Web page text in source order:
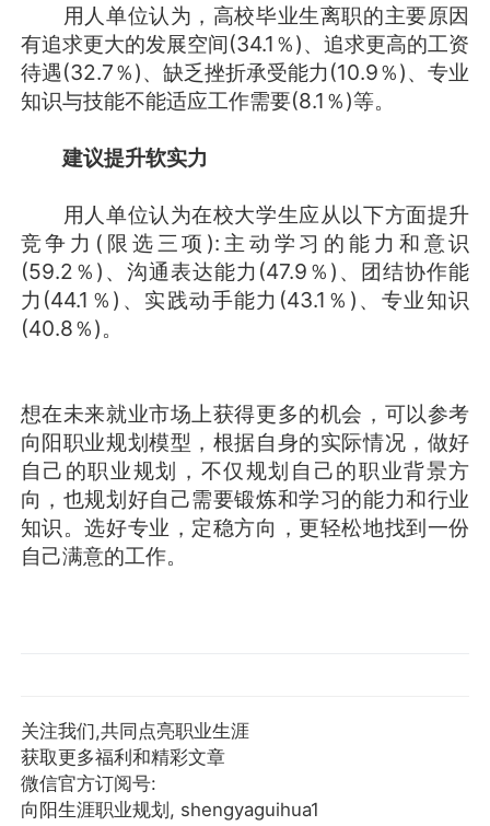
用人单位认为，高校毕业生离职的主要原因
有追求更大的发展空间(34.1％)、追求更高的工资
待遇(32.7％)、缺乏挫折承受能力(10.9％)、专业
知识与技能不能适应工作需要(8.1％)等。
建议提升软实力
用人单位认为在校大学生应从以下方面提升
竞争力(限选三项):主动学习的能力和意识
(59.2％)、沟通表达能力(47.9％)、团结协作能
力(44.1％)、实践动手能力(43.1％)、专业知识
(40.8％)。
想在未来就业市场上获得更多的机会，可以参考
向阳职业规划模型，根据自身的实际情况，做好
自己的职业规划，不仅规划自己的职业背景方
向，也规划好自己需要锻炼和学习的能力和行业
知识。选好专业，定稳方向，更轻松地找到一份
自己满意的工作。
关注我们,共同点亮职业生涯
获取更多福利和精彩文章
微信官方订阅号:
向阳生涯职业规划, shengyaguihua1